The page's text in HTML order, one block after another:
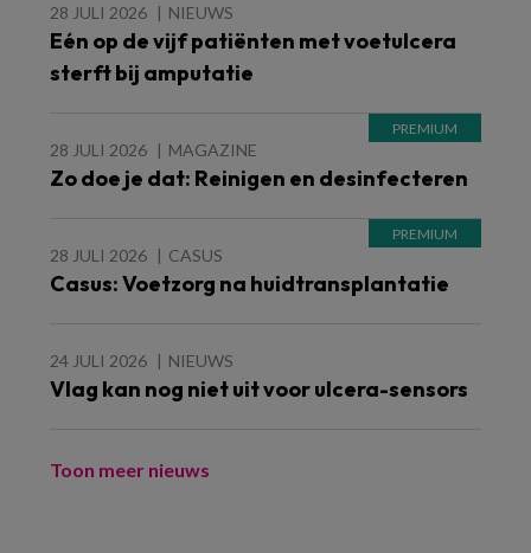
28 JULI 2026 NIEUWS
Eén op de vijf patiënten met voetulcera
sterft bij amputatie
28 JULI 2026 MAGAZINE
Zo doe je dat: Reinigen en desinfecteren
28 JULI 2026 CASUS
Casus: Voetzorg na huidtransplantatie
24 JULI 2026 NIEUWS
Vlag kan nog niet uit voor ulcera-sensors
Toon meer nieuws